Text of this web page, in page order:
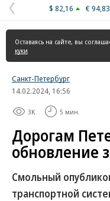
Предыдущая
страница
$ 82,16 € 94,83
Оставаясь на сайте, вы
куки
Санкт-Петербург
14.02.2024, 16:56
3K 5 мин.
Дорогам
обновление
Смольный
транспортной